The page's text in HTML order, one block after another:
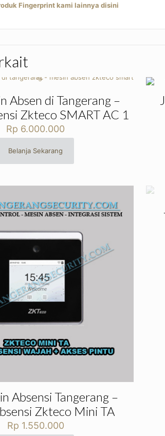
Fingerprint kami lainnya disini
Absen di Tangerang –
Zkteco SMART AC 1
Rp 6.000.000
Belanja Sekarang
Absensi Tangerang –
Zkteco Mini TA
Rp 1.550.000